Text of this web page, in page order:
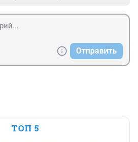
Отправить
ТОП 5